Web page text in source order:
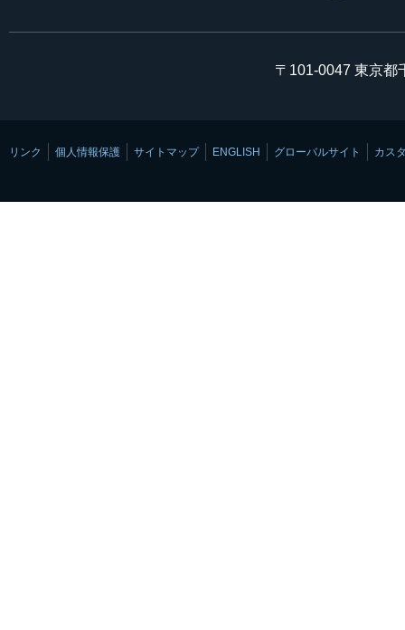
〒101-0047 東京都
リンク 個人情報保護 サイトマップ ENGLISH グローバルサイト カス